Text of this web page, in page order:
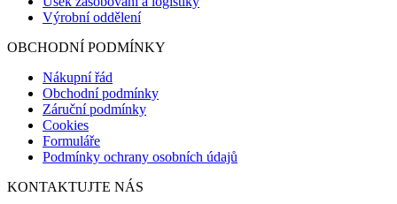
Výrobní oddělení
OBCHODNÍ PODMÍNKY
Nákupní řád
Obchodní podmínky
Záruční podmínky
Cookies
Formuláře
Podmínky ochrany osobních údajů
KONTAKTUJTE NÁS